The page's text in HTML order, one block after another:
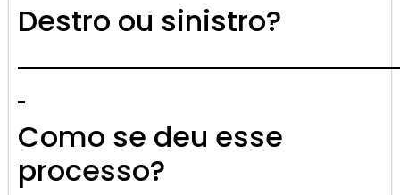
Destro ou sinistro?
Como se deu esse
processo?